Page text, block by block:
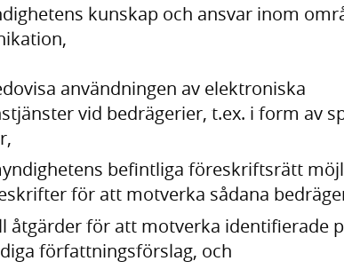
kunskap och ansvar inom
användningen av elektroniska
vid bedrägerier, t.ex. i form av
befintliga föreskriftsrätt
för att motverka sådana
åtgärder för att motverka identifierade
författningsförslag, och